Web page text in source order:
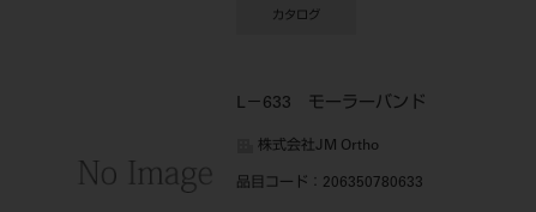
カタログ
L－633 モーラーバンド
株式会社JM Ortho
品目コード ：206350780633